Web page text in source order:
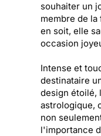
souhaiter un
membre de
en soit, elle
occasion
Intense et
destinataire
design étoilé,
astrologique,
non
l'importance